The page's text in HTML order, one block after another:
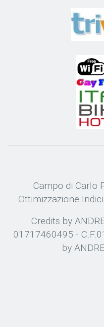
Campo di Carlo
Ottimizzazione
Credits by
01717460495 -
by